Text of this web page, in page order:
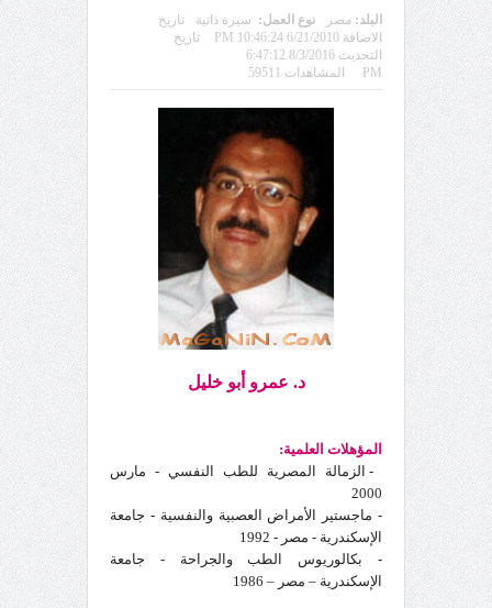
البلد: مصر نوع العمل: سيرة ذاتية
تاريخ
الاضافة 6/21/2010 10:46:24 PM
تاريخ
التحديث 8/3/2016 6:47:12
PM
المشاهدات 59511
د. عمرو أبو خليل
المؤهلات العلمية:
- الزمالة المصرية للطب النفسي - مارس
2000
- ماجستير الأمراض العصبية والنفسية - جامعة
الإسكندرية - مصر - 1992
- بكالوريوس الطب والجراحة - جامعة
الإسكندرية – مصر – 1986